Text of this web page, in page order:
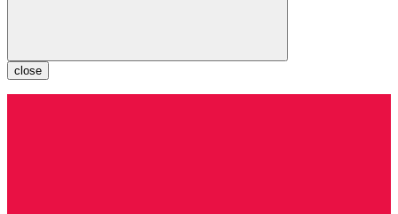
close